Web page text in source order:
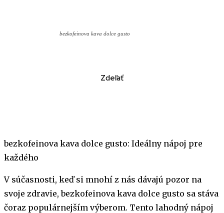
bezkofeinova kava dolce gusto
Zdeľať
bezkofeinova kava dolce gusto: Ideálny nápoj pre
každého
V súčasnosti, keď si mnohí z nás dávajú pozor na
svoje zdravie, bezkofeinova kava dolce gusto sa stáva
čoraz populárnejším výberom. Tento lahodný nápoj